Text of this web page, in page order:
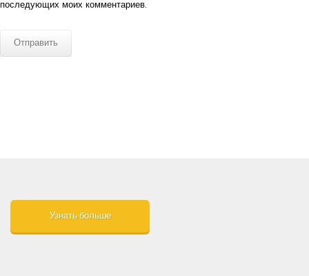
последующих моих комментариев.
Узнать больше